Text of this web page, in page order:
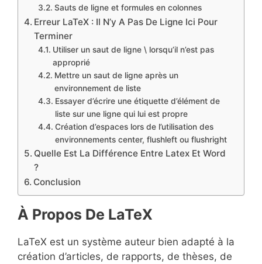
Sauts de ligne et formules en colonnes
Erreur LaTeX : Il N’y A Pas De Ligne Ici Pour
Terminer
Utiliser un saut de ligne \ lorsqu’il n’est pas
approprié
Mettre un saut de ligne après un
environnement de liste
Essayer d’écrire une étiquette d’élément de
liste sur une ligne qui lui est propre
Création d’espaces lors de l’utilisation des
environnements center, flushleft ou flushright
Quelle Est La Différence Entre Latex Et Word
?
Conclusion
À Propos De LaTeX
LaTeX est un système auteur bien adapté à la
création d’articles, de rapports, de thèses, de